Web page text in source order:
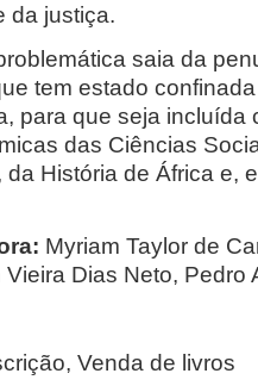
da justiça.
saia da
tem estado
para que seja incluída
das Ciências
História de África e,
Myriam Taylor de
Dias Neto, Pedro
Venda de livros